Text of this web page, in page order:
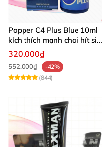
Popper C4 Plus Blue 10ml
kích thích mạnh chai hít siêu
đỉnh
320.000₫
552.000₫
-42%
(844)